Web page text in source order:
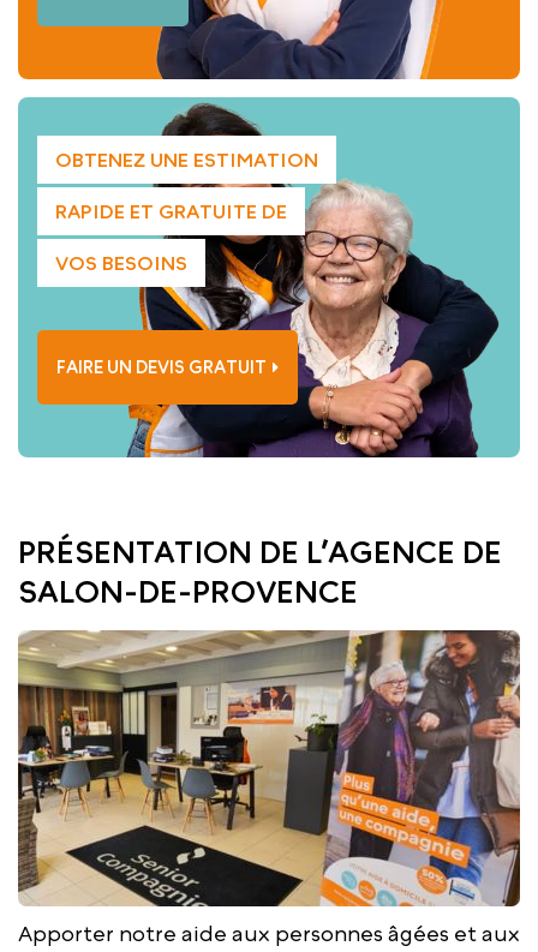
OBTENEZ UNE ESTIMATION
RAPIDE ET GRATUITE DE
VOS BESOINS
FAIRE UN DEVIS GRATUIT
PRÉSENTATION DE L’AGENCE DE
SALON-DE-PROVENCE
Apporter notre aide aux personnes âgées et aux